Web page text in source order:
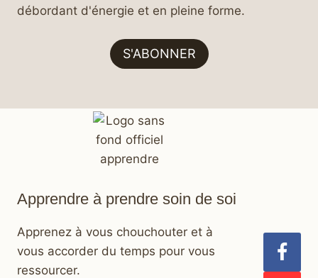
débordant d'énergie et en pleine forme.
S'ABONNER
Apprendre à prendre soin de soi
Apprenez à vous chouchouter et à
vous accorder du temps pour vous
ressourcer.